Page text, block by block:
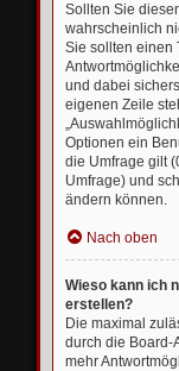
Sollten Sie
wahrscheinlich
Sie sollten einen
und dabei
eigenen Zeile
Optionen ein
die Umfrage gilt
Umfrage) und
ändern können.
Nach oben
Wieso kann ich
erstellen?
Die maximal
durch die Board-
mehr